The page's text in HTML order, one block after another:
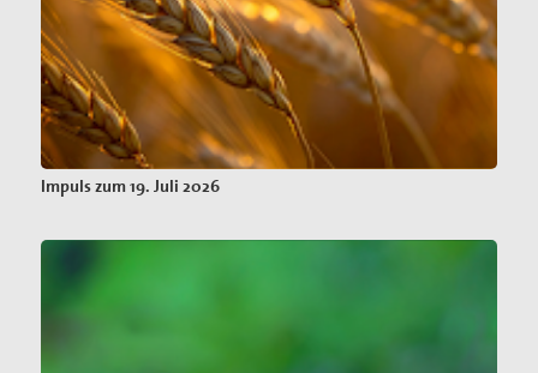
Impuls zum 19. Juli 2026